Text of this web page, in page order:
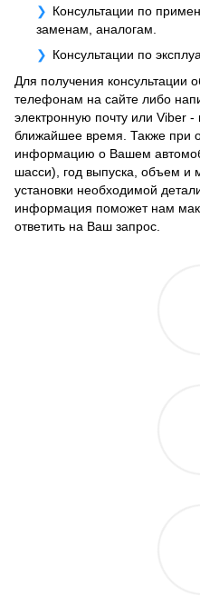
Консультации по
заменам, аналогам.
Консультации по
Для получения консультации
телефонам на сайте либо
электронную почту или Viber
ближайшее время. Также при
информацию о Вашем
шасси), год выпуска, объем и
установки необходимой
информация поможет нам
ответить на Ваш запрос.